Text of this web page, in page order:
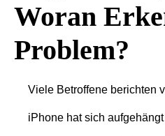
Woran
Problem?
Viele Betroffene berichten
iPhone hat sich